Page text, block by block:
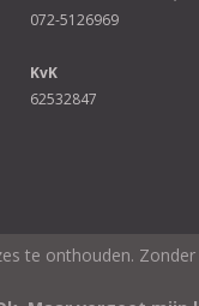
072-5126969
KvK
62532847
te onthouden.